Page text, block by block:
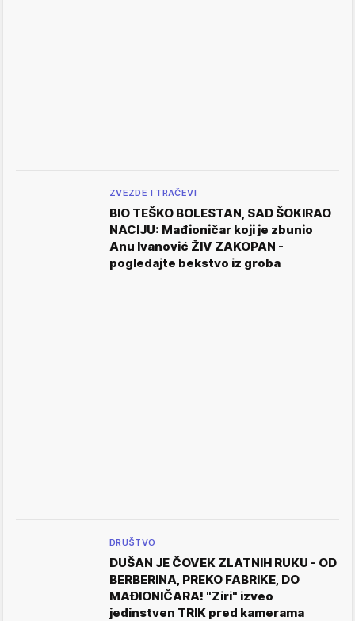
ZVEZDE I TRAČEVI
BIO TEŠKO BOLESTAN, SAD ŠOKIRAO
NACIJU: Mađioničar koji je zbunio
Anu Ivanović ŽIV ZAKOPAN -
pogledajte bekstvo iz groba
DRUŠTVO
DUŠAN JE ČOVEK ZLATNIH RUKU - OD
BERBERINA, PREKO FABRIKE, DO
MAĐIONIČARA! "Ziri" izveo
jedinstven TRIK pred kamerama